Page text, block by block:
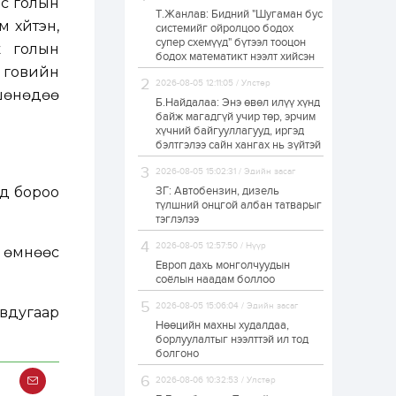
голын
говийн
бороо
өмнөөс
Н.Номтойбаяр:
Аймгуудад
тулгамдаж буй
асуудлуудыг долоо
хоног бүр Засгийн
газрын...
1 өдөр
УИХ-ын дарга
С.Бямбацогт төрийг
төлөөлөн Сутай
хайрхны тэнгэрийг
тахилгад оролцлоо
“Хотын дарга сонсож
дугаарыг
наймдугаар сарын
1 өдөр
“Чингис хаан” олон
улсын нисэх буудал
руу нийтийн тээврийн
автобус 24 цагаар
Т.Жанлав: Бидний "Шугаман бус
системийг ойролцоо бодох
супер схемүүд" бүтээл тооцон
бодох математикт нээлт хийсэн
2026-08-05 12:11:05 / Улстөр
Б.Найдалаа: Энэ өвөл илүү хүнд
байж магадгүй учир төр, эрчим
хүчний байгууллагууд, иргэд
бэлтгэлээ сайн хангах нь зүйтэй
2026-08-05 15:02:31 / Эдийн засаг
ЗГ: Автобензин, дизель
түлшний онцгой албан татварыг
тэглэлээ
2026-08-05 12:57:50 / Нүүр
Европ дахь монголчуудын
соёлын наадам боллоо
2026-08-05 15:06:04 / Эдийн засаг
Нөөцийн махны худалдаа,
борлуулалтыг нээлттэй ил тод
болгоно
2026-08-06 10:32:53 / Улстөр